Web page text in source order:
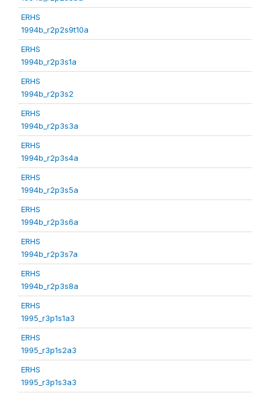
ERHS
1994b_r2p2s9t10a
ERHS
1994b_r2p3s1a
ERHS
1994b_r2p3s2
ERHS
1994b_r2p3s3a
ERHS
1994b_r2p3s4a
ERHS
1994b_r2p3s5a
ERHS
1994b_r2p3s6a
ERHS
1994b_r2p3s7a
ERHS
1994b_r2p3s8a
ERHS
1995_r3p1s1a3
ERHS
1995_r3p1s2a3
ERHS
1995_r3p1s3a3